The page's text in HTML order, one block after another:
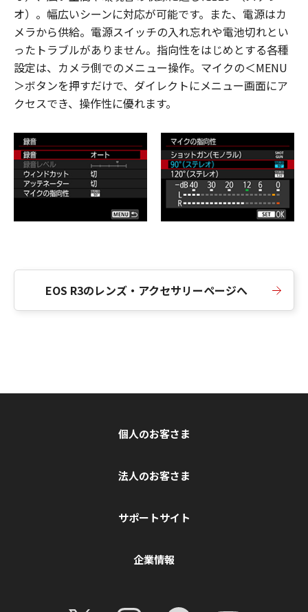
オ）。幅広いシーンに対応が可能です。また、電源はカ
メラから供給。電源スイッチの入れ忘れや電池切れとい
ったトラブルがありません。指向性をはじめとする各種
設定は、カメラ側でのメニュー操作。マイクの＜MENU
＞ボタンを押すだけで、ダイレクトにメニュー画面にア
クセスでき、操作性に優れます。
EOS R3のレンズ・アクセサリーページへ
個人のお客さま
法人のお客さま
サポートサイト
企業情報